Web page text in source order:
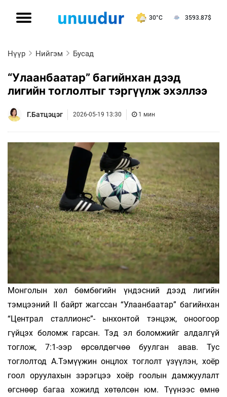
30°C 3593.87$
Нүүр Нийгэм Бусад
“Улаанбаатар” багийнхан дээд
лигийн тоглолтыг тэргүүлж эхэллээ
Г.Батцэцэг 2026-05-19 13:30 1 мин
Монголын хөл бөмбөгийн үндэсний дээд лигийн
тэмцээний II байрт жагссан “Улаанбаатар” багийнхан
“Централ сталлионс”- ынхонтой тэнцэж, оноогоор
гүйцэх боломж гарсан. Тэд эл боломжийг алдалгүй
тоглож, 7:1-ээр өрсөлдөгчөө буулган авав. Тус
тоглолтод А.Тэмүүжин онцлох тоглолт үзүүлэн, хоёр
гоол оруулахын зэрэгцээ хоёр гоолын дамжуулалт
өгснөөр багаа хожилд хөтөлсөн юм. Түүнээс өмнө